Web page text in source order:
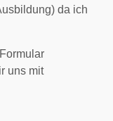
da ich
uns mit